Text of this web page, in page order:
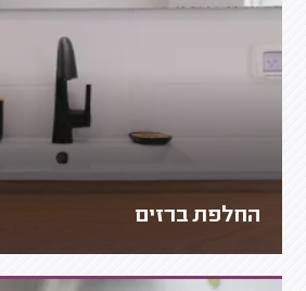
החלפת ברזים